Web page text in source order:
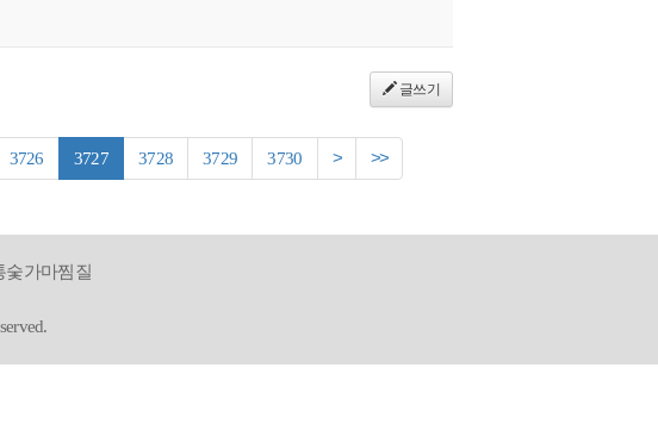
글쓰기
3726 3727 3728 3729 3730 > >>
숯가마찜질